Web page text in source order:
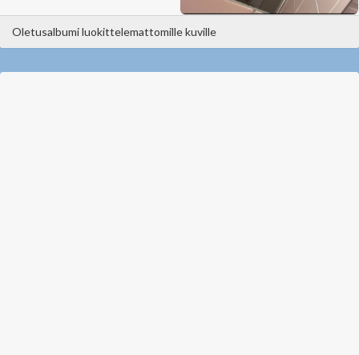
Oletusalbumi luokittelemattomille kuville